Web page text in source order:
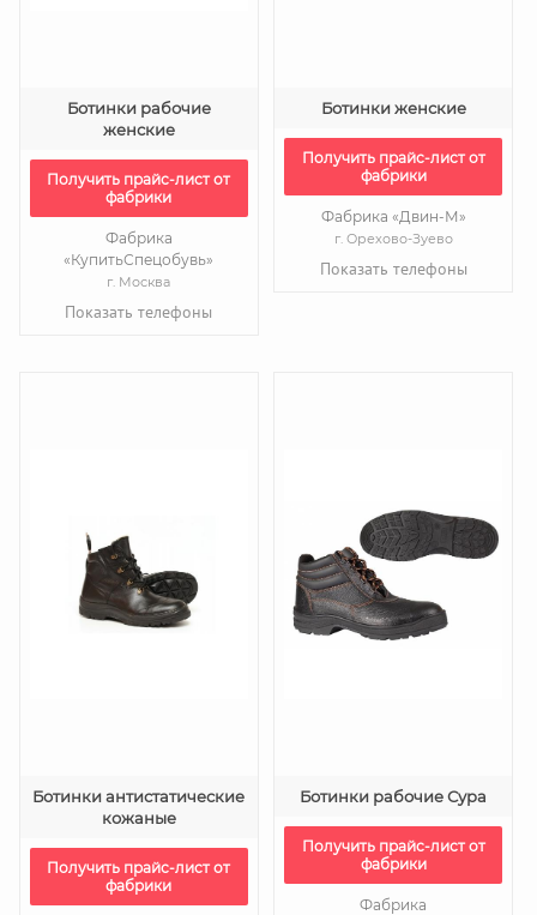
Ботинки рабочие
женские
Получить прайс-лист от
фабрики
Фабрика
«КупитьСпецобувь»
г. Москва
Показать телефоны
Ботинки женские
Получить прайс-лист от
фабрики
Фабрика «Двин-М»
г. Орехово-Зуево
Показать телефоны
Ботинки антистатические
кожаные
Получить прайс-лист от
фабрики
Ботинки рабочие Сура
Получить прайс-лист от
фабрики
Фабрика